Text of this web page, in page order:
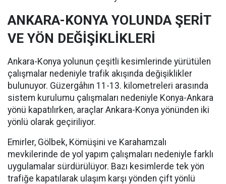
ANKARA-KONYA YOLUNDA ŞERİT
VE YÖN DEĞİŞİKLİKLERİ
Ankara-Konya yolunun çeşitli kesimlerinde yürütülen
çalışmalar nedeniyle trafik akışında değişiklikler
bulunuyor. Güzergâhın 11-13. kilometreleri arasında
sistem kurulumu çalışmaları nedeniyle Konya-Ankara
yönü kapatılırken, araçlar Ankara-Konya yönünden iki
yönlü olarak geçiriliyor.
Emirler, Gölbek, Kömüşini ve Karahamzalı
mevkilerinde de yol yapım çalışmaları nedeniyle farklı
uygulamalar sürdürülüyor. Bazı kesimlerde tek yön
trafiğe kapatılarak ulaşım karşı yönden çift yönlü